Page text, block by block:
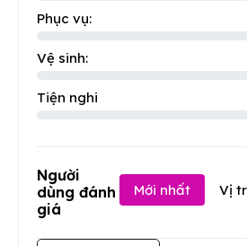
Phục vụ:
Vệ sinh:
Tiện nghi
Người
dùng đánh
giá
Mới nhất Vị